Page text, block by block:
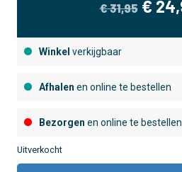
€31,95 €
Winkel verkijgbaar
Afhalen en online te bestellen
Bezorgen en online te bestellen
Uitverkocht